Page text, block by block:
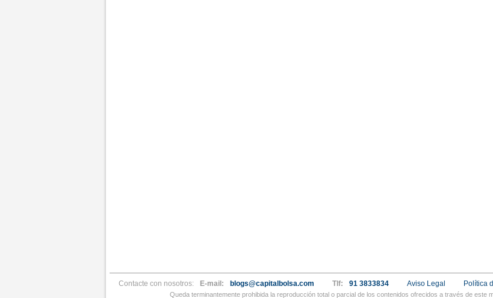
Contacte con nosotros: E-mail: blogs@capitalbolsa.com Tlf: 91 3833834 Aviso Legal Política
Queda terminantemente prohibida la reproducción total o parcial de los contenidos ofrecidos a través de este